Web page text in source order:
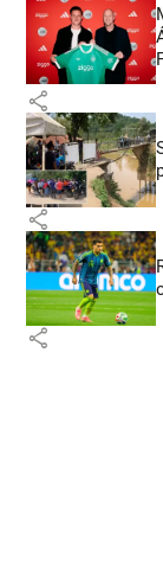
share
share
share